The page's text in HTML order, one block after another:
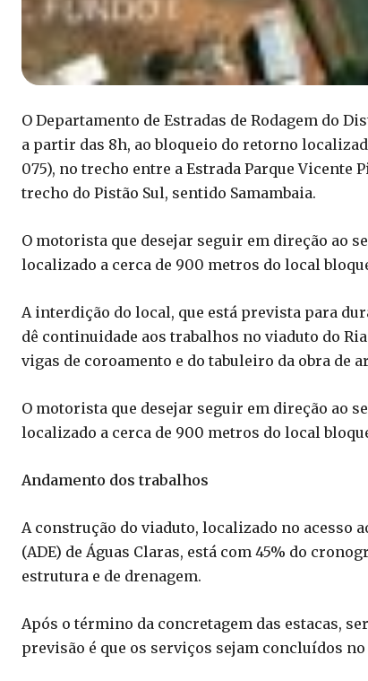
O Departamento de Estradas de Rodagem do
a partir das 8h, ao bloqueio do retorno
075), no trecho entre a Estrada Parque Vicente
trecho do Pistão Sul, sentido Samambaia.
O motorista que desejar seguir em direção ao
localizado a cerca de 900 metros do local
A interdição do local, que está prevista para
dê continuidade aos trabalhos no viaduto do
vigas de coroamento e do tabuleiro da obra de
O motorista que desejar seguir em direção ao
localizado a cerca de 900 metros do local
Andamento dos trabalhos
A construção do viaduto, localizado no acesso
(ADE) de Águas Claras, está com 45% do
estrutura e de drenagem.
Após o término da concretagem das estacas,
previsão é que os serviços sejam concluídos